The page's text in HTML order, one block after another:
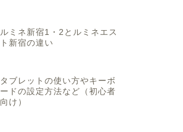
ルミネ新宿1・2とルミネエス
ト新宿の違い
タブレットの使い方やキーボ
ードの設定方法など（初心者
向け）